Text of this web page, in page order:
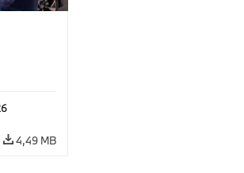
4,49 MB